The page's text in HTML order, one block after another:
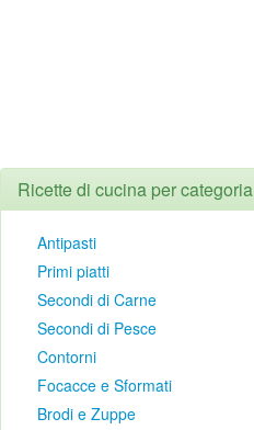
Ricette di cucina per categoria
Antipasti
Primi piatti
Secondi di Carne
Secondi di Pesce
Contorni
Focacce e Sformati
Brodi e Zuppe